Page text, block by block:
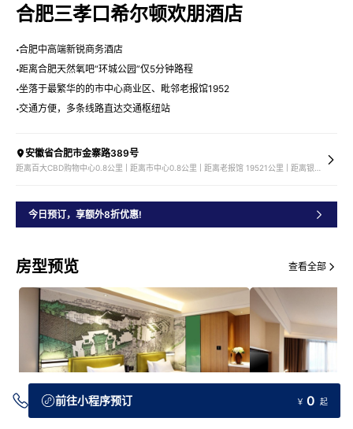
合肥三孝口希尔顿欢朋酒店
合肥中高端新锐商务酒店
距离合肥天然氧吧“环城公园”仅5分钟路程
坐落于最繁华的的市中心商业区、毗邻老报馆1952
交通方便，多条线路直达交通枢纽站
安徽省合肥市金寨路389号
今日预订，享额外8折优惠!
房型预览 查看全部
前往小程序预订 ￥ 0 起